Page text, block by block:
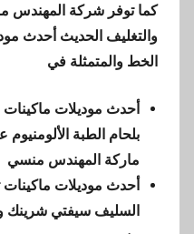
كما توفر شركة المهندس
والتغليف الحديث أحدث
الخط والمتمثلة في
أحدث موديلات
بلحام الطبة
ماركة المهندس منسي
أحدث موديلات
السليف سيفتي شرينك